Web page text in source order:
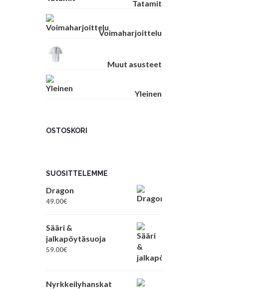
Tatamit
Voimaharjoittelu
Muut asusteet
Yleinen
OSTOSKORI
SUOSITTELEMME
Dragon
49.00€
Sääri &
jalkapöytäsuoja
59.00€
Nyrkkeilyhanskat